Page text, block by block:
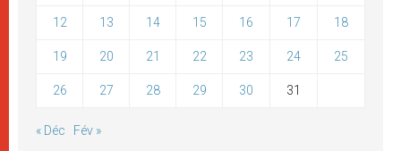
12 13 14 15 16 17 18
19 20 21 22 23 24 25
26 27 28 29 30 31
« Déc Fév »